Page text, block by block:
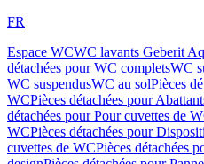
FR
Espace WCWC lavants Geberit
détachées pour WC completsWC
WC suspendusWC au solPièces
WCPièces détachées pour
détachées pour Pour cuvettes de
WCPièces détachées pour
cuvettes de WCPièces détachées